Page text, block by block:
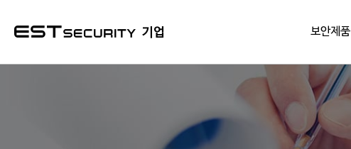
기업 보안제품